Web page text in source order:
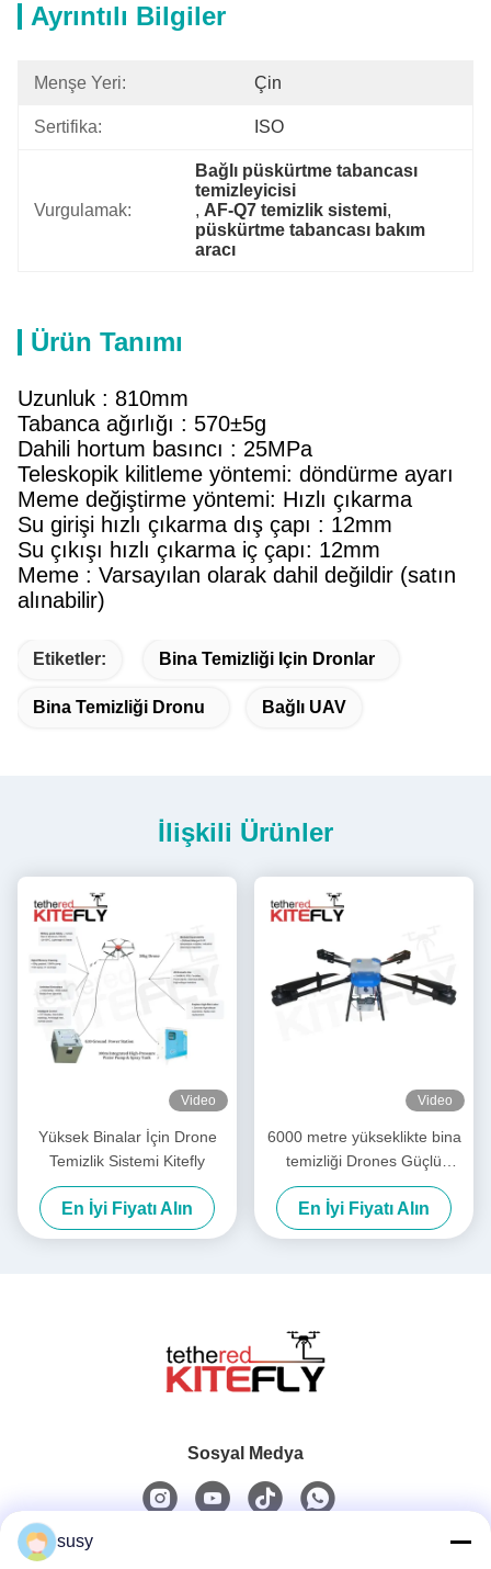
Ayrıntılı Bilgiler
Menşe Yeri: Çin
Sertifika: ISO
Vurgulamak:
Bağlı püskürtme tabancası
temizleyicisi
, AF-Q7 temizlik sistemi,
püskürtme tabancası bakım
aracı
Ürün Tanımı
Uzunluk : 810mm
Tabanca ağırlığı : 570±5g
Dahili hortum basıncı : 25MPa
Teleskopik kilitleme yöntemi: döndürme ayarı
Meme değiştirme yöntemi: Hızlı çıkarma
Su girişi hızlı çıkarma dış çapı : 12mm
Su çıkışı hızlı çıkarma iç çapı: 12mm
Meme : Varsayılan olarak dahil değildir (satın
alınabilir)
Etiketler: Bina Temizliği Için Dronlar
Bina Temizliği Dronu Bağlı UAV
İlişkili Ürünler
Video
Yüksek Binalar İçin Drone
Temizlik Sistemi Kitefly
En İyi Fiyatı Alın
Video
6000 metre yükseklikte bina
temizliği Drones Güçlü
yıkama Drone SF-90X-150
Kitefly
En İyi Fiyatı Alın
Sosyal Medya
susy